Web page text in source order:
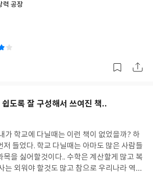
시작해서 비슷한 시기로 끝나는 것을 알수
지막 순서는 똑같다는 것을.. 한나라의 2
읽으면서 역사는 반복되어 다시 이루어지는
욕망으로 서로간에 싸움으로 망하는 결
으로 갈수 있지만 항상 올바른 사람들만 있
잘못과 수정을 반복하면서 같은 순서를 반복
으면서 알게 되었다. 한국.. 중국... 일
왕들의 수 많은 이야기가 다른것 같지만 읽
것을 알수 있음을
본보기가 되지 않을까 싶다..
한 전문적인 서적들이었고 어려웠기 때문이
아님 전문용어 사용으로 어렵게 만들어진 책
터 세상살면서 사는데 지장은 없지만 궁금했
신이 궁금한 부분을
크게 상관은 없다.. 하지만 그래도 이
면 조금더 책 내용을 이해하기 쉬울듯 싶다.
하던 시간과 공간 그리고 물질의 기본적인 내
어떤 존재인지에 대한 생명부터까
을 해준다. 인간이 어떻게 태어나
있다는 이야기도 들어 있어서 읽어본다면
력 공장
도록 잘 구성해서 쓰여진 책..
가 학교에 다닐때는 이런 책이 없었을까? 하
아마도 많은 사람들
이다.. 수학은 계산할게 많고 복